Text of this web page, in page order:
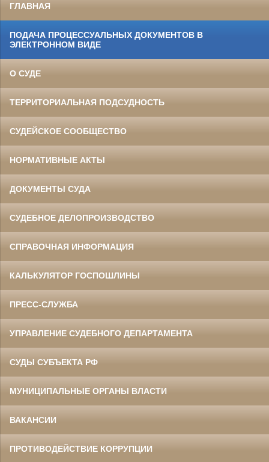
ГЛАВНАЯ
ПОДАЧА ПРОЦЕССУАЛЬНЫХ ДОКУМЕНТОВ В
ЭЛЕКТРОННОМ ВИДЕ
О СУДЕ
ТЕРРИТОРИАЛЬНАЯ ПОДСУДНОСТЬ
СУДЕЙСКОЕ СООБЩЕСТВО
НОРМАТИВНЫЕ АКТЫ
ДОКУМЕНТЫ СУДА
СУДЕБНОЕ ДЕЛОПРОИЗВОДСТВО
СПРАВОЧНАЯ ИНФОРМАЦИЯ
КАЛЬКУЛЯТОР ГОСПОШЛИНЫ
ПРЕСС-СЛУЖБА
УПРАВЛЕНИЕ СУДЕБНОГО ДЕПАРТАМЕНТА
СУДЫ СУБЪЕКТА РФ
МУНИЦИПАЛЬНЫЕ ОРГАНЫ ВЛАСТИ
ВАКАНСИИ
ПРОТИВОДЕЙСТВИЕ КОРРУПЦИИ